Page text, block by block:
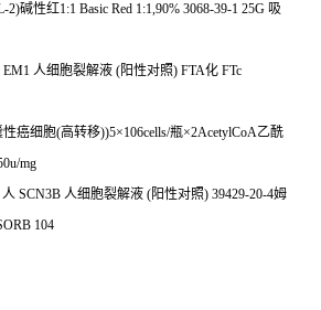
2)碱性红1:1 Basic Red 1:1,90% 3068-39-1 25G 吸
EM1 人细胞裂解液 (阳性对照) FTA化 FTc
性癌细胞(高转移))5×106cells/瓶×2AcetylCoA乙酰
mg
人 SCN3B 人细胞裂解液 (阳性对照) 39429-20-4姆
104